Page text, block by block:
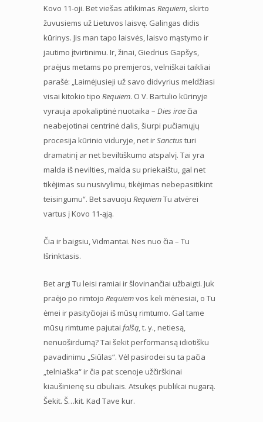
Kovo 11-oji. Bet viešas atlikimas Requiem , skirto
žuvusiems už Lietuvos laisvę. Galingas didis
kūrinys. Jis man tapo laisvės, laisvo mąstymo ir
jautimo įtvirtinimu. Ir, žinai, Giedrius Gapšys,
praėjus metams po premjeros, velniškai taikliai
parašė: „Laimėjusieji už savo didvyrius meldžiasi
visai kitokio tipo Requiem. O V. Bartulio kūrinyje
vyrauja apokaliptinė nuotaika – Dies iraečia
neabejotinai centrinė dalis, šiurpi pučiamųjų
procesija kūrinio viduryje, net irSanctusturi
dramatinį ar net beviltiškumo atspalvį. Tai yra
malda iš nevilties, malda su priekaištu, gal net
tikėjimas su nusivylimu, tikėjimas nebepasitikint
teisingumu“. Bet savuoju RequiemTu atvėrei
vartus į Kovo 11-ąją.
Čia ir baigsiu, Vidmantai. Nes nuo čia – Tu
Išrinktasis.
Bet argi Tu leisi ramiai ir šlovinančiai užbaigti. Juk
praėjo po rimtojo Requiemvos keli mėnesiai, o Tu
ėmei ir pasityčiojai iš mūsų rimtumo. Gal tame
mūsų rimtume pajutai falšą , t. y., netiesą,
nenuoširdumą? Tai šekit performansą idiotišku
pavadinimu „Siūlas“. Vėl pasirodei su ta pačia
„telniaška“ ir čia pat scenoje užčirškinai
kiaušinienę su cibuliais. Atsukęs publikai nugarą.
Šekit. Š…kit. Kad Tave kur.